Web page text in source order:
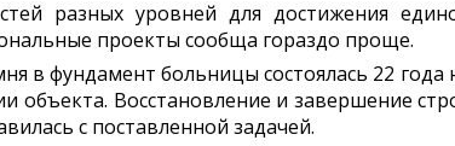
разных уровней для достижения
проекты сообща гораздо проще.
в фундамент больницы состоялась 22
объекта. Восстановление и завершение
с поставленной задачей.